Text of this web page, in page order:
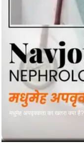
मधुमेह अपवृक्कता का खतरा क्या है?